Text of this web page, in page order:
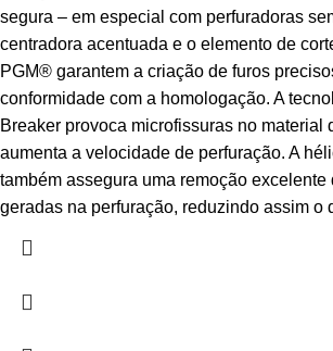
segura – em especial com perfuradoras
centradora acentuada e o elemento de
PGM® garantem a criação de furos
conformidade com a homologação. A
Breaker provoca microfissuras no material
aumenta a velocidade de perfuração. A
também assegura uma remoção excelente
geradas na perfuração, reduzindo assim o